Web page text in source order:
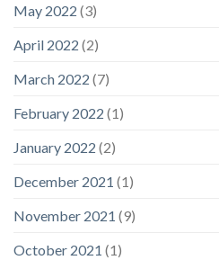
May 2022 (3)
April 2022 (2)
March 2022 (7)
February 2022 (1)
January 2022 (2)
December 2021 (1)
November 2021 (9)
October 2021 (1)